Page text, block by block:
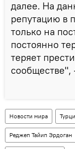
далее. На
репутацию в
только на
постоянно
теряет
сообществе",
Новости мира
Реджеп Тайип Эрдоган